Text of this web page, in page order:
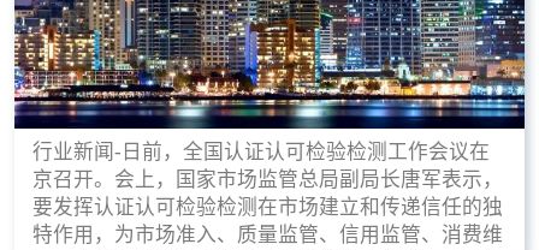
行业新闻-日前，全国认证认可检验检测工作会议在
京召开。会上，国家市场监管总局副局长唐军表示，
要发挥认证认可检验检测在市场建立和传递信任的独
特作用，为市场准入、质量监管、信用监管、消费维